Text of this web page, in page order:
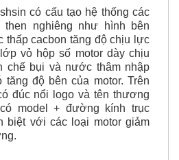
có cấu tạo hệ thống các
then nghiêng như hình bên
thấp cacbon tăng độ chịu lực
vỏ hộp số motor dày chịu
chế bụi và nước thâm nhập
độ bên của motor. Trên
đúc nổi logo và tên thương
model + đường kính trục
biệt với các loại motor giảm